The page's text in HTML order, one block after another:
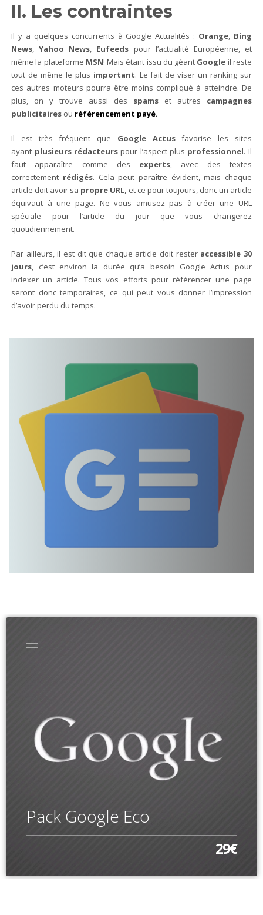
II. Les contraintes
Il y a quelques concurrents à Google Actualités : Orange, Bing
News ,Yahoo News Eufeeds pour l’actualité Européenne, et
même la plateforme MSN! Mais étant issu du géant Google il reste
tout de même le plus important. Le fait de viser un ranking sur
ces autres moteurs pourra être moins compliqué à atteindre. De
plus, on y trouve aussi des spams et autres campagnes
publicitaires ou référencement payé.
Il est très fréquent que Google Actusfavorise les sites
ayant plusieurs rédacteurspour l’aspect plus professionnel. Il
faut apparaître comme des experts , avec des textes
correctement rédigés. Cela peut paraître évident, mais chaque
article doit avoir sa propre URL , et ce pour toujours, donc un article
équivaut à une page. Ne vous amusez pas à créer une URL
spéciale pour l’article du jour que vous changerez
quotidiennement.
Par ailleurs, il est dit que chaque article doit resteraccessible 30
jours , c’est environ la durée qu’a besoin Google Actus pour
indexer un article. Tous vos efforts pour référencer une page
seront donc temporaires, ce qui peut vous donner l’impression
d’avoir perdu du temps.
Pack Google Eco
29€